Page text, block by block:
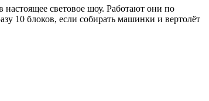
настоящее световое шоу. Работают они по
10 блоков, если собирать машинки и вертолёт